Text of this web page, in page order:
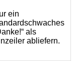
ein
als
abliefern.